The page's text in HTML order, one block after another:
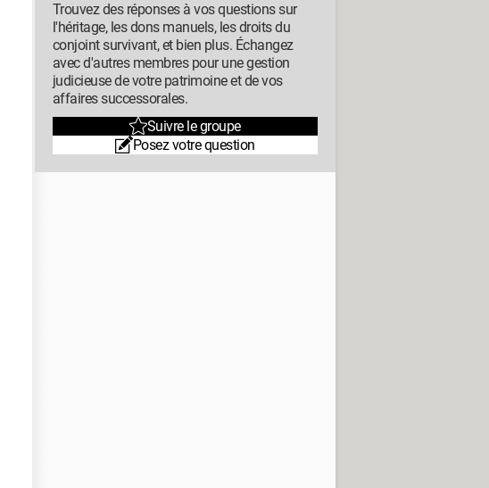
Trouvez des réponses à vos questions sur
l'héritage, les dons manuels, les droits du
conjoint survivant, et bien plus. Échangez
avec d'autres membres pour une gestion
judicieuse de votre patrimoine et de vos
affaires successorales.
Suivre le groupe
Posez votre question